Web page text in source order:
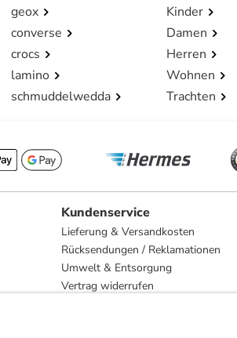
geox
converse
crocs
lamino
schmuddelwedda
Kinder
Damen
Herren
Wohnen
Trachten
Kundenservice
Lieferung & Versandkosten
Rücksendungen / Reklamationen
Umwelt & Entsorgung
Vertrag widerrufen